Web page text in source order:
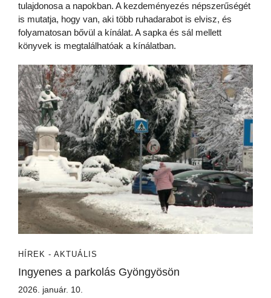
tulajdonosa a napokban. A kezdeményezés népszerűségét
is mutatja, hogy van, aki több ruhadarabot is elvisz, és
folyamatosan bővül a kínálat. A sapka és sál mellett
könyvek is megtalálhatóak a kínálatban.
HÍREK - AKTUÁLIS
Ingyenes a parkolás Gyöngyösön
2026. január. 10.